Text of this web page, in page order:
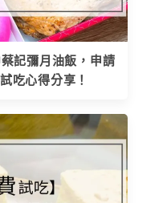
記彌月油飯，申請
吃心得分享！